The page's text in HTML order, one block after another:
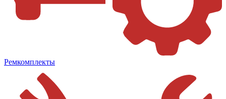
Ремкомплекты